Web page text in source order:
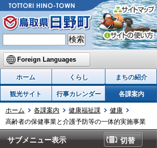
Foreign Languages
ホーム くらし まちの紹介
観光サイト 行事カレンダー 各課案内
ホーム 各課案内 健康福祉課
健康
高齢者の保健事業と介護予防等の一体的実施事業
サブメニュー表示 切替